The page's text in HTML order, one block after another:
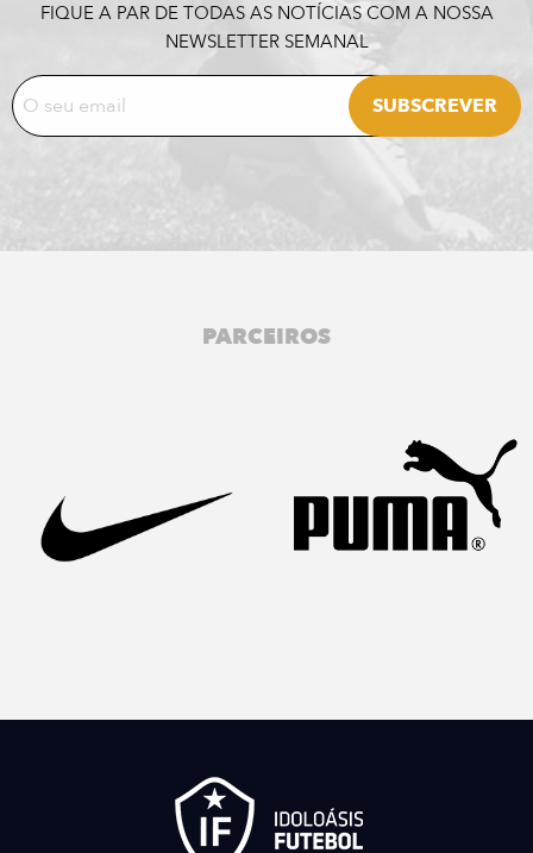
FIQUE A PAR DE TODAS AS NOTÍCIAS COM A NOSSA
NEWSLETTER SEMANAL
PARCEIROS